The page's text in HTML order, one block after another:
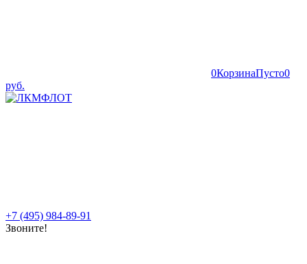
0КорзинаПусто0
руб.
+7 (495) 984-89-91
Звоните!